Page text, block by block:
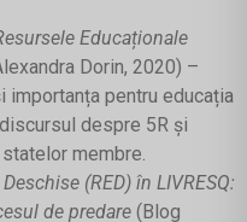
Educaționale
Dorin, 2020) –
importanța pentru educația
despre 5R și
membre.
(RED) în LIVRESQ:
de predare (Blog